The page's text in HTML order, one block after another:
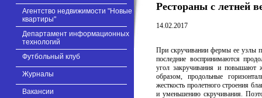
Агентство недвижимости "Новые
квартиры"
Департамент информационных
технологий
Футбольный клуб
Журналы
Вакансии
Рестораны с летней
14.02.2017
При скручивании фермы ее узлы
последние воспринимаются
угол закручивания и повышают
образом, продольные
жесткость пролетного строения
и уменьшению скручивания.